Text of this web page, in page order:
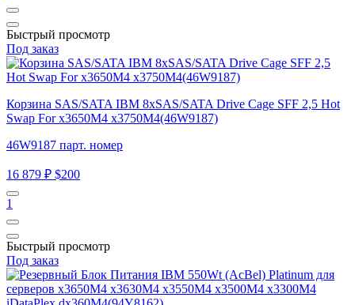
Быстрый просмотр
Под заказ
Корзина SAS/SATA IBM 8xSAS/SATA Drive Cage SFF 2,5 Hot
Swap For x3650M4 x3750M4(46W9187)
46W9187 парт. номер
16 879 ₽ $200
1
Быстрый просмотр
Под заказ